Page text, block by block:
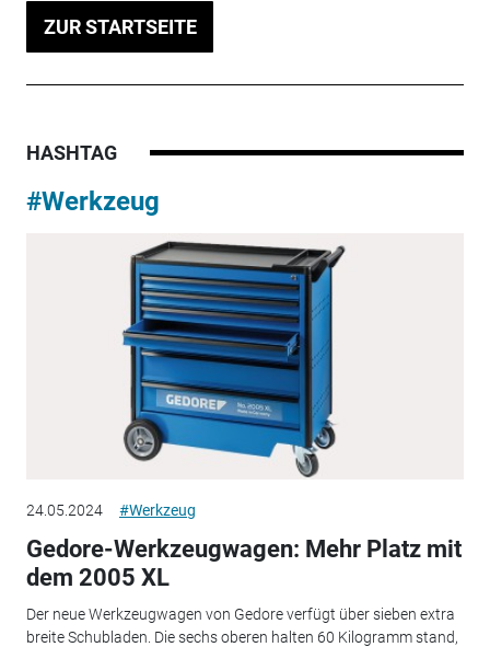
ZUR STARTSEITE
HASHTAG
#Werkzeug
24.05.2024 #Werkzeug
Gedore-Werkzeugwagen: Mehr Platz mit
dem 2005 XL
Der neue Werkzeugwagen von Gedore verfügt über sieben extra
breite Schubladen. Die sechs oberen halten 60 Kilogramm stand,